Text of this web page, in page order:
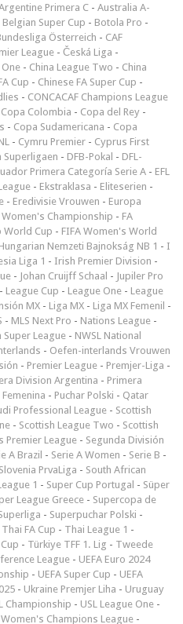
Primera C - Australia A-
Belgian Super Cup - Botola Pro -
Österreich - CAF
League - Česká Liga -
One - China League Two - China
Cup - Chinese FA Super Cup -
- CONCACAF Champions League
Copa Colombia - Copa del Rey -
- Copa Sudamericana - Copa
- Cymru Premier - Cyprus First
Superligaen - DFB-Pokal - DFL-
Primera Categoría Serie A - EFL
- Ekstraklasa - Eliteserien -
- Eredivisie Vrouwen - Europa
Women's Championship - FA
World Cup - FIFA Women's World
Nemzeti Bajnokság NB 1 - I
Liga 1 - Irish Premier Division -
- Johan Cruijff Schaal - Jupiler Pro
- League Cup - League One - League
MX - Liga MX - Liga MX Femenil -
- MLS Next Pro - Nations League -
Super League - NWSL National
- Oefen-interlands Vrouwen
- Premier League - Premjer-Liga -
Division Argentina - Primera
- Puchar Polski - Qatar
Professional League - Scottish
- Scottish League Two - Scottish
Premier League - Segunda División
A Brazil - Serie A Women - Serie B -
Slovenia PrvaLiga - South African
1 - Super Cup Portugal - Süper
League Greece - Supercopa de
- Superpuchar Polski -
Thai FA Cup - Thai League 1 -
- Türkiye TFF 1. Lig - Tweede
League - UEFA Euro 2024
- UEFA Super Cup - UEFA
- Ukraine Premjer Liha - Uruguay
Championship - USL League One -
Women's Champions League -